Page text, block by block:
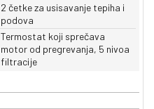
2 četke za usisavanje tepiha i
podova
Termostat koji sprečava
motor od pregrevanja, 5 nivoa
filtracije